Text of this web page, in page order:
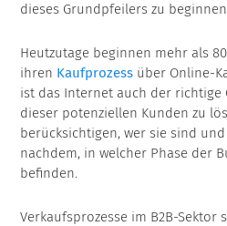
dieses Grundpfeilers zu
Heutzutage beginnen mehr als
ihren Kaufprozess über Online-
ist das Internet auch der richtige
dieser potenziellen Kunden zu
berücksichtigen, wer sie sind
nachdem, in welcher Phase der
befinden.
Verkaufsprozesse im B2B-Sektor